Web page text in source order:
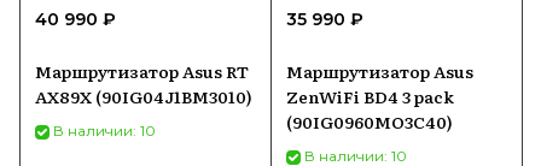
40 990 ₽
Маршрутизатор Asus RT
AX89X (90IG04J1BM3010)
В наличии: 10
35 990 ₽
Маршрутизатор Asus
ZenWiFi BD4 3 pack
(90IG0960MO3C40)
В наличии: 10